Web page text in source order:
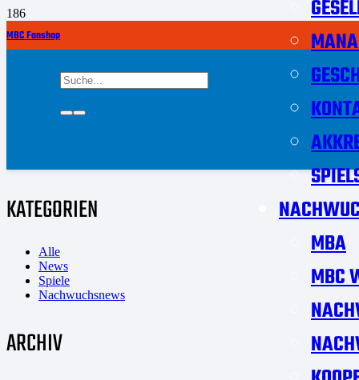
MBC Fanshop
MBA
MBC
KATEGORIEN
Alle
News
Spiele
Nachwuchsnews
ARCHIV